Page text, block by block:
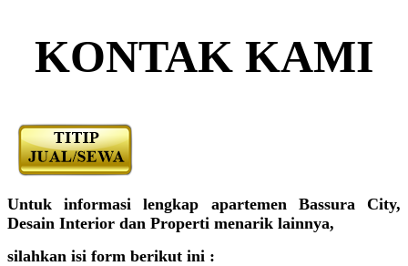
KONTAK KAMI
Untuk informasi lengkap apartemen Bassura City,
Desain Interior dan Properti menarik lainnya,
silahkan isi form berikut ini :